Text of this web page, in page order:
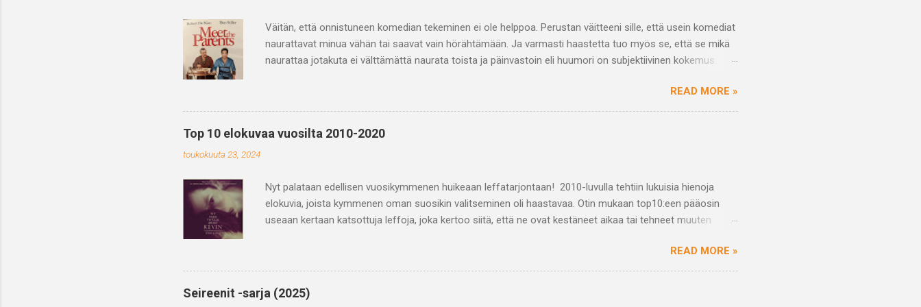
Väitän, että onnistuneen komedian tekeminen ei ole helppoa. Perustan väitteeni sille, että usein komediat
naurattavat minua vähän tai saavat vain hörähtämään. Ja varmasti haastetta tuo myös se, että se mikä
naurattaa jotakuta ei välttämättä naurata toista ja päinvastoin eli huumori on subjektiivinen kokemus.
ja juuri yhdessä nauramisen kokemus on voimaannuttavaa, ihmisiä yhdistävää ja tarpeellista. Mitä sitten
on komedia? Kavi eli kansallinen audiovisuaalinen instituutti toteaa, että komedian määrittely
yksiselitteisesti on vaikeaa. Yhden määritelmän mukaan komedia syntyy, kun rikotaan sääntöjä ja
READ MORE »
Top 10 elokuvaa vuosilta 2010-2020
toukokuuta 23, 2024
Nyt palataan edellisen vuosikymmenen huikeaan leffatarjontaan! 2010-luvulla tehtiin lukuisia hienoja
elokuvia, joista kymmenen oman suosikin valitseminen oli haastavaa. Otin mukaan top10:een pääosin
useaan kertaan katsottuja leffoja, joka kertoo siitä, että ne ovat kestäneet aikaa tai tehneet muuten
tarina kertoo psykopaatin, tulevaisuuden massamurhaajan kehityksestä ja samalla äidin ja pojan
vaikeasta suhteesta, joka etenee äärimmäisyyksiin. Äiti Eva kokee poikansa Kevinin ärsyttävän
takertuvana ja Kevin taas yrittää saada äitinsä huomion ei-toivotuin ja lopulta hirvittävin keinoin. Elokuva
perustuu samannimiseen Lionel Shiverin kirjaan vuodelta 2003. Erityisesti Tilda Swintonin roolisuoritus on
READ MORE »
Seireenit -sarja (2025)